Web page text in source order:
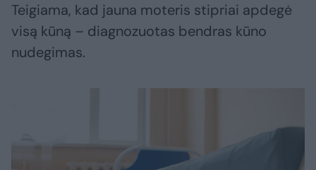
Teigiama, kad jauna moteris stipriai apdegė
visą kūną – diagnozuotas bendras kūno
nudegimas.